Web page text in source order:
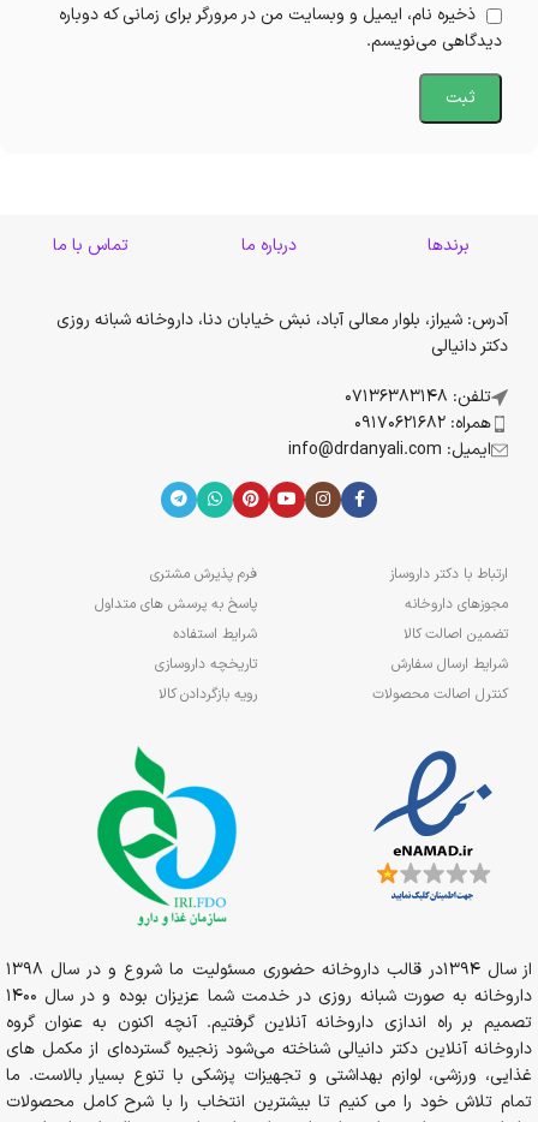
ذخیره نام، ایمیل و وبسایت من در مرورگر برای زمانی که دوباره
دیدگاهی می‌نویسم.
برندها درباره ما تماس با ما
آدرس: شیراز، بلوار معالی آباد، نبش خیابان دنا، داروخانه شبانه روزی
دکتر دانیالی
تلفن: 07136383148
همراه: 09170621682
ایمیل: info@drdanyali.com
ارتباط با دکتر داروساز
مجوزهای داروخانه
تضمین اصالت کالا
شرایط ارسال سفارش
کنترل اصالت محصولات
فرم پذیرش مشتری
پاسخ به پرسش های متداول
شرایط استفاده
تاریخچه داروسازی
رویه بازگردادن کالا
از سال 1394در قالب داروخانه حضوری مسئولیت ما شروع و در سال 1398
داروخانه به صورت شبانه روزی در خدمت شما عزیزان بوده و در سال 1400
تصمیم بر راه اندازی داروخانه آنلاین گرفتیم. آنچه اکنون به عنوان گروه
داروخانه آنلاین دکتر دانیالی شناخته می‌شود زنجیره گسترده‌ای از مکمل های
غذایی، ورزشی، لوازم بهداشتی و تجهیزات پزشکی با تنوع بسیار بالاست. ما
تمام تلاش خود را می کنیم تا بیشترین انتخاب را با شرح کامل محصولات